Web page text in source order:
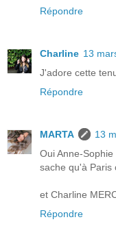
Répondre
Charline 13
J'adore cette
Répondre
MARTA
13
Oui Anne-
sache qu'à Paris
et Charline
Répondre